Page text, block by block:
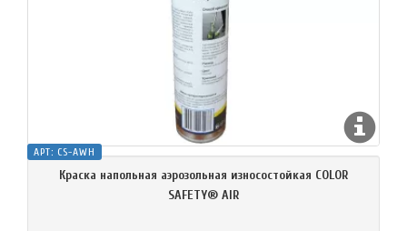
АРТ: CS-AWH
Краска напольная аэрозольная износостойкая COLOR
SAFETY® AIR